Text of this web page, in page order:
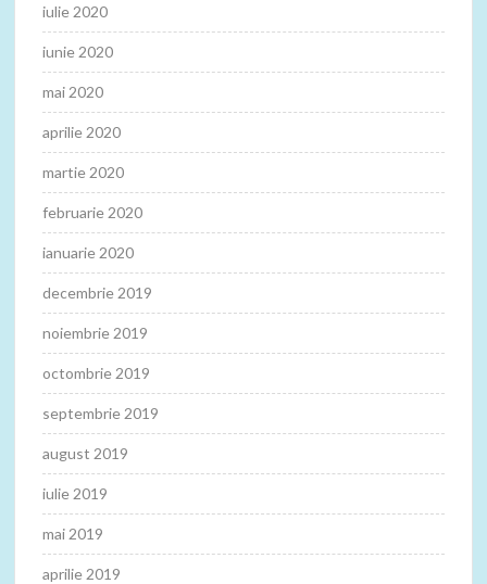
iulie 2020
iunie 2020
mai 2020
aprilie 2020
martie 2020
februarie 2020
ianuarie 2020
decembrie 2019
noiembrie 2019
octombrie 2019
septembrie 2019
august 2019
iulie 2019
mai 2019
aprilie 2019